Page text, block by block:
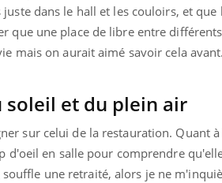
dans le hall et les couloirs, et
que une place de libre entre
mais on aurait aimé savoir cela
soleil et du plein air
sur celui de la restauration. Quant
d'oeil en salle pour comprendre
une retraité, alors je ne